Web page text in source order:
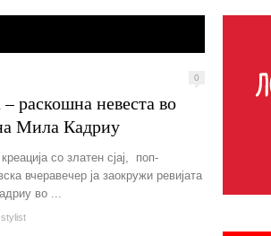
0
раскошна невеста во
Мила Кадриу
со златен сјај, поп-
вчеравечер ја заокружи ревијата
во ...
stylist